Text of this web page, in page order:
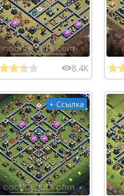
8.4K
+ Ссылка